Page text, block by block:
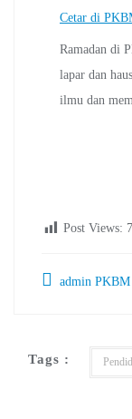
Cetar di
Ramadan di
lapar dan
ilmu dan
Post Views:
admin PKBM
Tags :